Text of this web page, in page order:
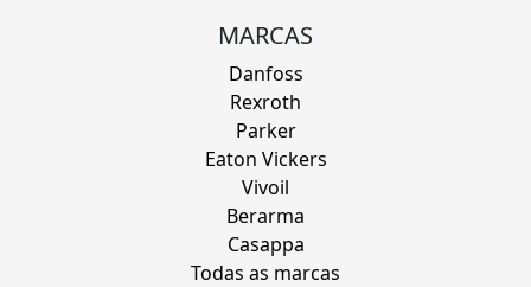
MARCAS
Danfoss
Rexroth
Parker
Eaton Vickers
Vivoil
Berarma
Casappa
Todas as marcas